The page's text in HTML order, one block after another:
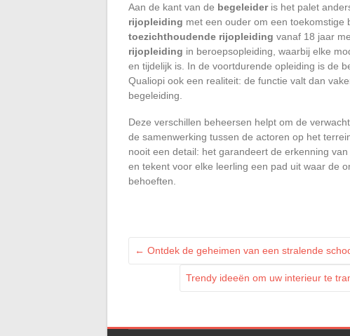
Aan de kant van de begeleideris het palet
rijopleiding met een ouder om een toekomstige
toezichthoudende rijopleiding vanaf 18 jaar
rijopleiding in beroepsopleiding, waarbij elke
en tijdelijk is. In de voortdurende opleiding is de
Qualiopi ook een realiteit: de functie valt dan
begeleiding.
Deze verschillen beheersen helpt om de
de samenwerking tussen de actoren op het
nooit een detail: het garandeert de erkenning
en tekent voor elke leerling een pad uit waar de
behoeften.
← Ontdek de geheimen van een stralende
Trendy ideeën om uw interieur te